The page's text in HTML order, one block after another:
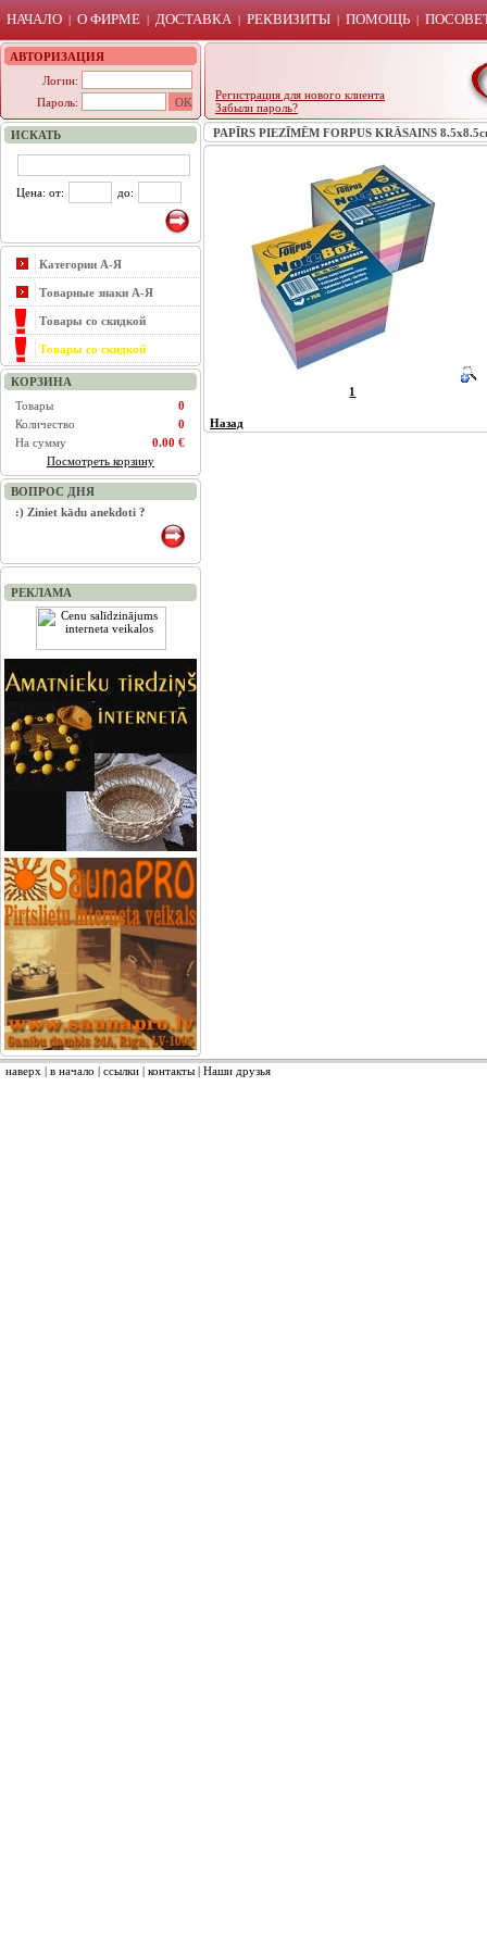
НАЧАЛО | О ФИРМЕ | ДОСТАВКА | РЕКВИЗИТЫ | ПОМОЩЬ |
АВТОРИЗАЦИЯ
Логин:
Пароль:
Регистрация для нового клиента
Забыли пароль?
ИСКАТЬ
Цена: от: до:
Категории А-Я
Товарные знаки А-Я
Товары со скидкой
Товары со скидкой
КОРЗИНА
Товары
0
Количество
0
На сумму
0.00 €
Посмотреть корзину
ВОПРОС ДНЯ
:) Ziniet kādu anekdoti ?
РЕКЛАМА
PAPĪRS PIEZĪMĒM FORPUS KRĀSAINS
1
Назад
наверх | в начало | ссылки | контакты | Наши друзья